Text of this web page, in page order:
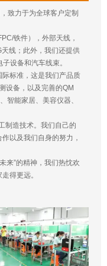
致力于为全球客户定制
铁件），外部天线，
线；此外，我们还提供
设备和汽车线束。
标准，这是我们产品质
设备，以及完善的QM
智能家居、美容仪器、
制造技术。我们自己的
以及我们自身的努力，
来”的精神，我们热忱欢
得更远。